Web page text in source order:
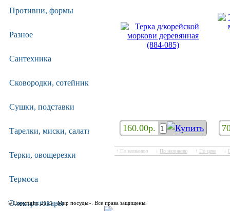
© Copyright. 2011 «Мир посуды». Все права защищены.
Противни, формы
Разное
Сантехника
Сковородки, сотейники, блинницы
Сушки, подставки
Тарелки, миски, салатники
Терки, овощерезки
Термоса
Электротовары
160.00р.
↑ По названию ↓ По названию ↑ По цене ↓